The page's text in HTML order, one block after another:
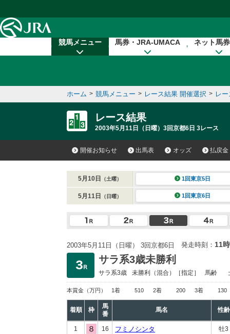
競馬メニュー 馬券・JRA-UMACA ネット馬
ホーム > 競馬メニュー > レース結果 開催選択 > レ
レース結果
2003年5月11日（日曜）3回京都6日 3レース
開催お知らせ 出馬表 オッズ 払戻金
5月10日 （土曜） 1回東京5日
5月11日 （日曜） 1回東京6日
2003年5月11日（日曜） 3回京都6日 発走時刻： 11
サラ系3歳未勝利
サラ系3歳 未勝利 （混合）［指定］ 馬齢
本賞金 （万円） 1着 510 2着 200 3着 130
着順 枠
馬
番
馬名 性齢
1 16 フミノシンタ 牡3